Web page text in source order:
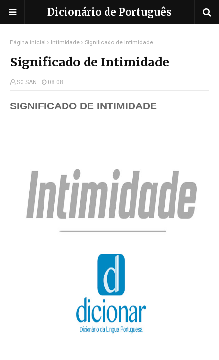
Dicionário de Português
Página inicial Intimidade Significado de Intimidade
Significado de Intimidade
SG SAN 08:08
SIGNIFICADO DE INTIMIDADE